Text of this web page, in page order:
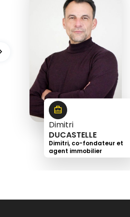
Dimitri
DUCASTELLE
Dimitri, co-fondateur et
agent immobilier